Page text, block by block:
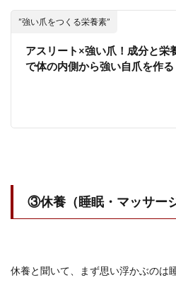
”強い爪をつくる栄養素”
アスリート×強い爪！成分と栄
で体の内側から強い自爪を作る
③休養（睡眠・マッサージ
休養と聞いて、まず思い浮かぶのは